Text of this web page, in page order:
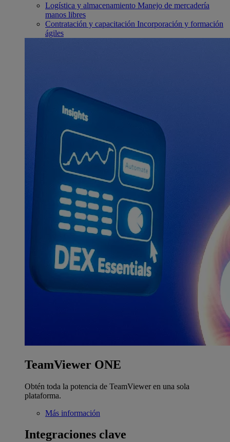
Logística y almacenamiento Manejo de mercadería
manos libres
Contratación y capacitación Incorporación y formación
ágiles
TeamViewer ONE
Obtén toda la potencia de TeamViewer en una sola
plataforma.
Más información
Integraciones clave